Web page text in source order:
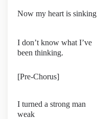
Now my heart is sinking
I don’t know what I’ve
been thinking.
[Pre-Chorus]
I turned a strong man
weak